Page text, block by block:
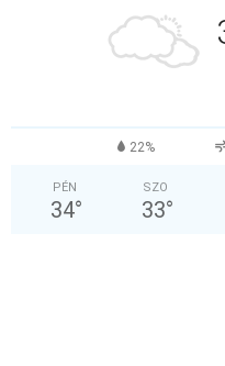
22%
PÉN
34°
SZO
33°